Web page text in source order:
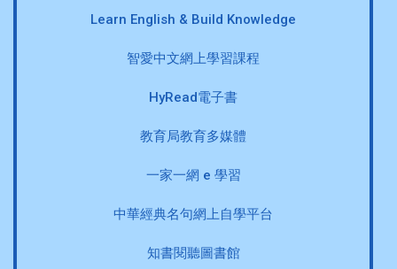
Learn English & Build Knowledge
智愛中文網上學習課程
HyRead電子書
教育局教育多媒體
一家一網 e 學習
中華經典名句網上自學平台
知書閱聽圖書館